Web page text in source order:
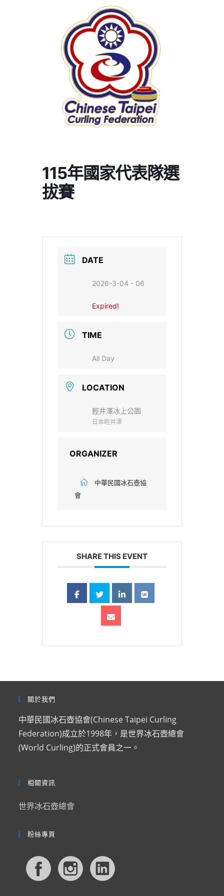
115年國家代表隊選
拔賽
DATE
2026-3-04 - 06
Expired!
TIME
All Day
LOCATION
輕井澤冰上公園
日本輕井澤
ORGANIZER
中華民國冰石壺協
會
SHARE THIS EVENT
關於我們
中華民國冰石壺協會(Chinese Taipei Curling
Federation)成立於1998年，是世界冰石壺總會
(World Curling)的正式會員之一。
相關資訊
世界冰石壺總會
粉絲專頁